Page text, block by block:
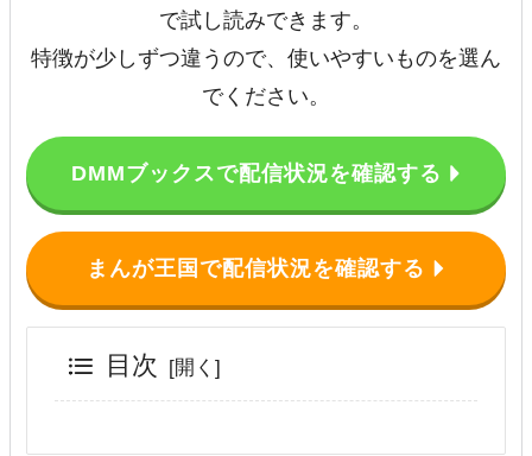
で試し読みできます。
特徴が少しずつ違うので、使いやすいものを選ん
でください。
DMMブックスで配信状況を確認する
まんが王国で配信状況を確認する
目次